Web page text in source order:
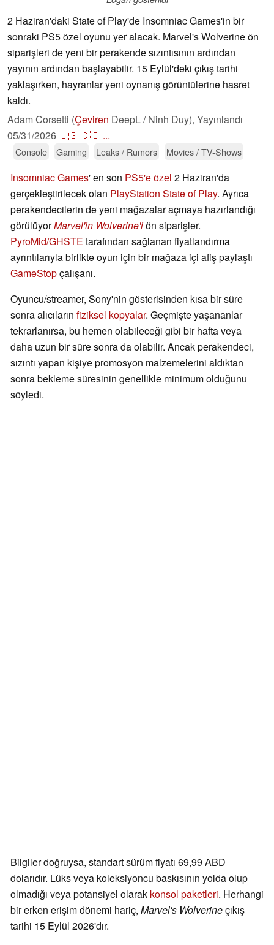
2 Haziran'daki State of Play'de Insomniac Games'in bir
sonraki PS5 özel oyunu yer alacak. Marvel's Wolverine ön
siparişleri de yeni bir perakende sızıntısının ardından
yayının ardından başlayabilir. 15 Eylül'deki çıkış tarihi
yaklaşırken, hayranlar yeni oynanış görüntülerine hasret
kaldı.
Adam Corsetti (Çeviren DeepL / Ninh Duy), Yayınlandı
05/31/2026🇺🇸🇩🇪 ...
Console Gaming Leaks / Rumors Movies / TV-Shows
Insomniac Games' en son PS5'e özel 2 Haziran'da
gerçekleştirilecek olan PlayStation State of Play. Ayrıca
perakendecilerin de yeni mağazalar açmaya hazırlandığı
görülüyorMarvel'in Wolverine'iön siparişler.
PyroMid/GHSTE tarafından sağlanan fiyatlandırma
ayrıntılarıyla birlikte oyun için bir mağaza içi afiş paylaştı
GameStopçalışanı.
Oyuncu/streamer, Sony'nin gösterisinden kısa bir süre
sonra alıcıların fiziksel kopyalar. Geçmişte yaşananlar
tekrarlanırsa, bu hemen olabileceği gibi bir hafta veya
daha uzun bir süre sonra da olabilir. Ancak perakendeci,
sızıntı yapan kişiye promosyon malzemelerini aldıktan
sonra bekleme süresinin genellikle minimum olduğunu
söyledi.
Bilgiler doğruysa, standart sürüm fiyatı 69,99 ABD
dolarıdır. Lüks veya koleksiyoncu baskısının yolda olup
olmadığı veya potansiyel olarak konsol paketleri. Herhangi
bir erken erişim dönemi hariç, Marvel's Wolverineçıkış
tarihi 15 Eylül 2026'dır.